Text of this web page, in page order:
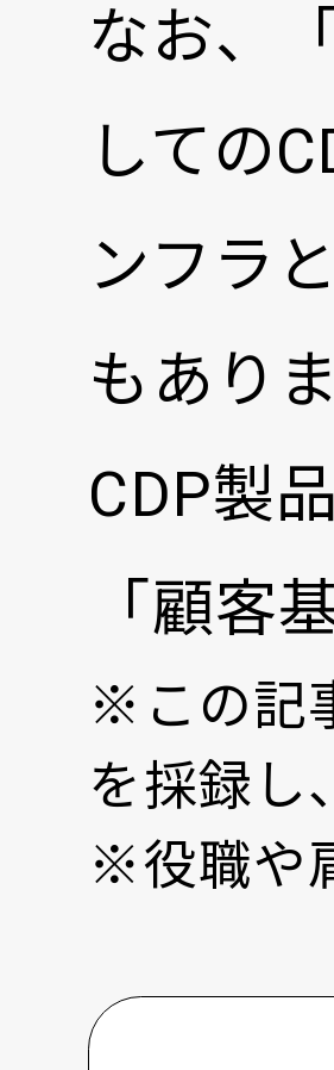
なお、
しての
ンフラ
もあり
CDP製
「顧客
※この記
を採録し
※役職や